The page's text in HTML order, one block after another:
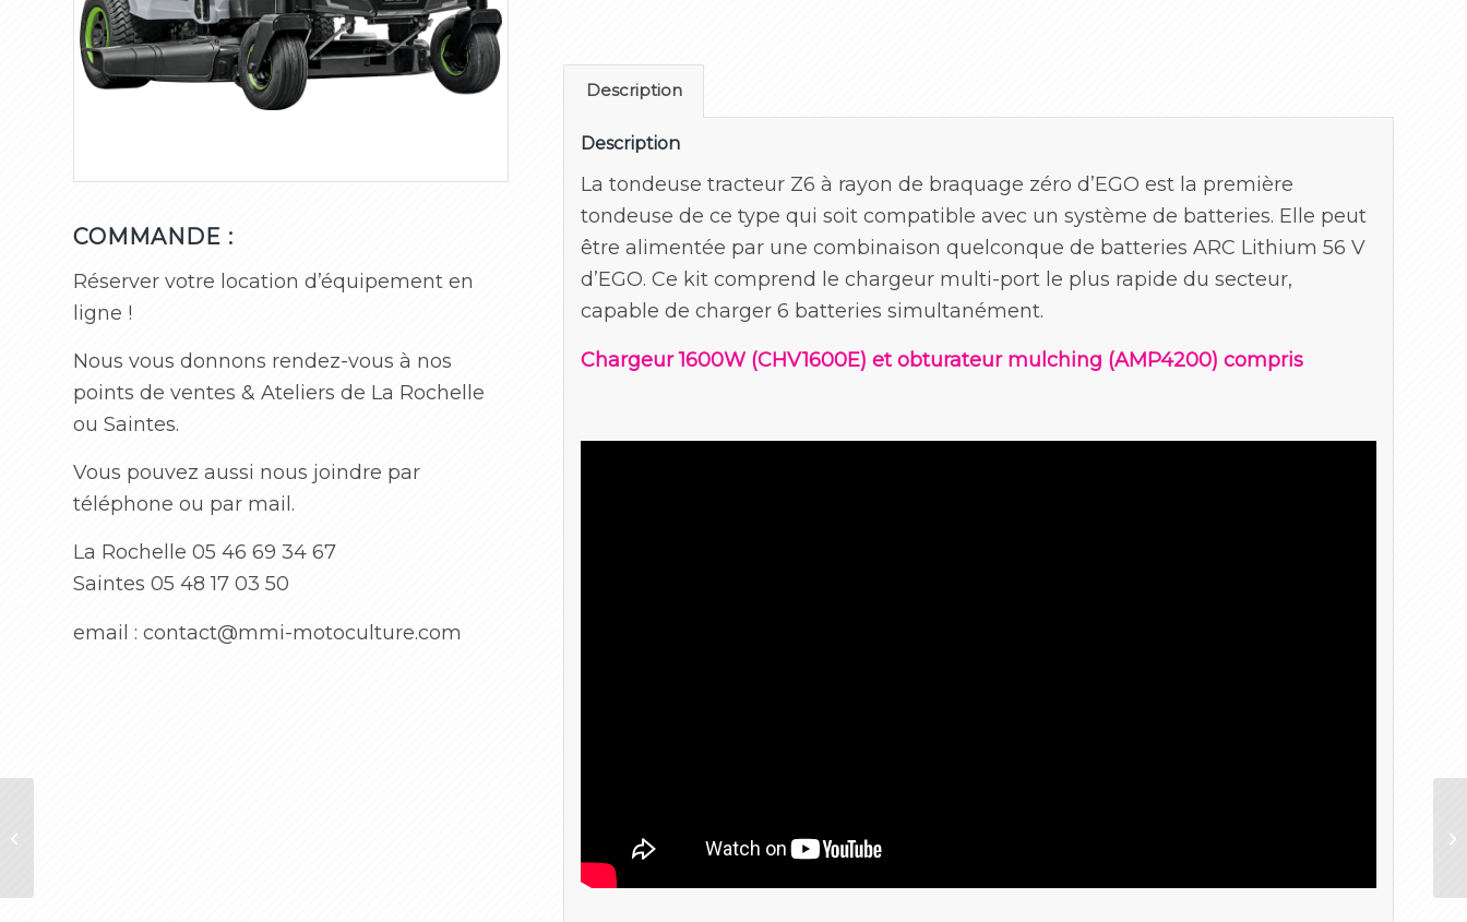
COMMANDE :
Réserver votre location d’équipement en
ligne !
Nous vous donnons rendez-vous à nos
points de ventes & Ateliers de La Rochelle
ou Saintes.
Vous pouvez aussi nous joindre par
téléphone ou par mail.
La Rochelle 05 46 69 34 67
Saintes 05 48 17 03 50
email : contact@mmi-motoculture.com
Description
Description
La tondeuse tracteur Z6 à rayon de braquage zéro d’EGO est la première
tondeuse de ce type qui soit compatible avec un système de batteries. Elle peut
être alimentée par une combinaison quelconque de batteries ARC Lithium 56 V
d’EGO. Ce kit comprend le chargeur multi-port le plus rapide du secteur,
capable de charger 6 batteries simultanément.
Chargeur 1600W (CHV1600E) et obturateur mulching (AMP4200) compris